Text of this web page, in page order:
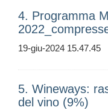
4. Programma
19-giu-2024 15.47.45
5. Wineways:
del vino (9%)